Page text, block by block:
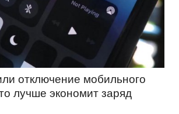
отключение мобильного
лучше экономит заряд